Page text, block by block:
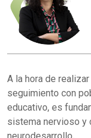
A la hora de
seguimiento con
educativo, es
sistema nervioso y